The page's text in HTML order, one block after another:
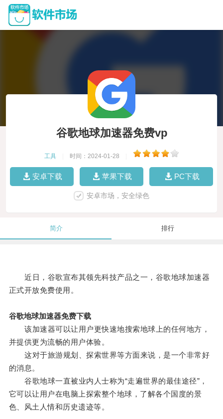
谷歌地球加速器免费vp
工具 时间：2024-01-28
安卓下载 苹果下载 PC下载
安卓市场，安全绿色
简介 排行
近日，谷歌宣布其领先科技产品之一，谷歌地球加速器
正式开放免费使用。
谷歌地球加速器免费下载
该加速器可以让用户更快速地搜索地球上的任何地方，
并提供更为流畅的用户体验。
这对于旅游规划、探索世界等方面来说，是一个非常好
的消息。
谷歌地球一直被业内人士称为“走遍世界的最佳途径”，
它可以让用户在电脑上探索整个地球，了解各个国度的景
色、风土人情和历史遗迹等。